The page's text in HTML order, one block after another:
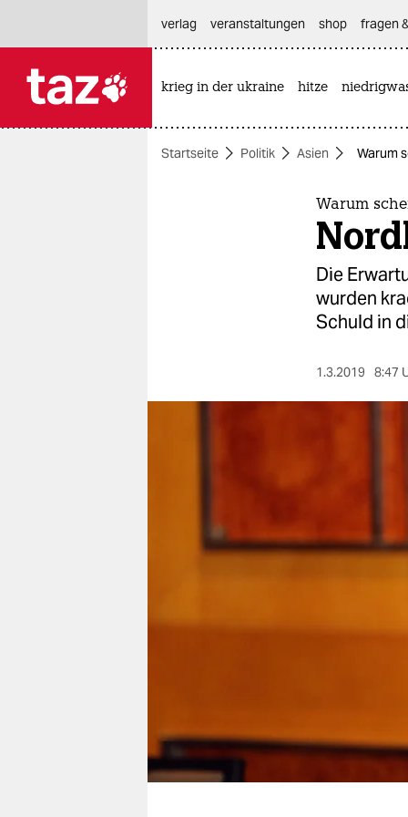
themen
verlag
abo
genossenschaft
verlag
veranstaltungen shop fragen
krieg in der ukraine hitze
Startseite Politik Asien Warum
Warum
Die
wurden
Schuld in
1.3.2019 8:47